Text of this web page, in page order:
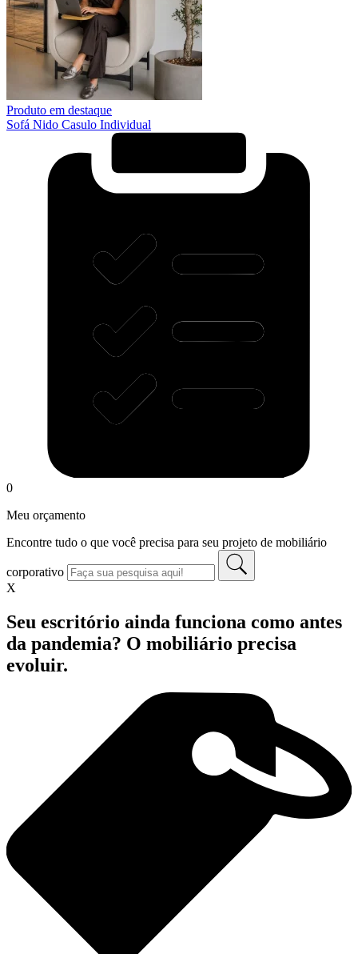
Produto em destaque
Sofá Nido Casulo Individual
0
Meu orçamento
Encontre tudo o que você precisa para seu projeto de mobiliário
corporativo
X
Seu escritório ainda funciona como antes
da pandemia? O mobiliário precisa
evoluir.